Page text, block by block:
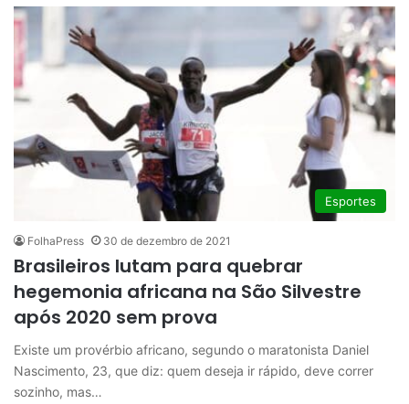
Esportes
FolhaPress 30 de dezembro de 2021
Brasileiros lutam para quebrar
hegemonia africana na São Silvestre
após 2020 sem prova
Existe um provérbio africano, segundo o maratonista Daniel
Nascimento, 23, que diz: quem deseja ir rápido, deve correr
sozinho, mas…